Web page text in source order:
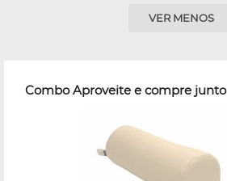
VER MENOS
Combo Aproveite e compre junto